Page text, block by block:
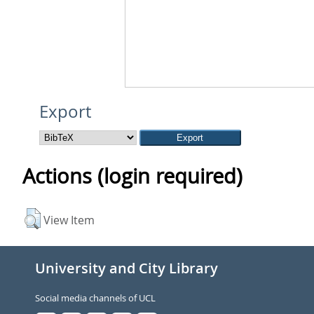
Export
Actions (login required)
View Item
University and City Library
Social media channels of UCL